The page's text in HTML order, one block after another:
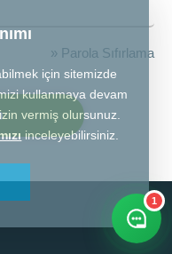
» Parola Sıfırlama
1
için sitemizde
kullanmaya devam
vermiş olursunuz.
inceleyebilirsiniz.